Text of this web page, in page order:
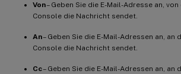
Von– Geben Sie die E-Mail-Adresse an,
Console die Nachricht sendet.
An– Geben Sie die E-Mail-Adressen an, an
Console die Nachricht sendet.
Cc– Geben Sie die E-Mail-Adressen an, an